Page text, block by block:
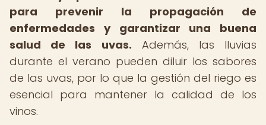
para prevenir la propagación de
enfermedades y garantizar una buena
salud de las uvas. Además, las lluvias
durante el verano pueden diluir los sabores
de las uvas, por lo que la gestión del riego es
esencial para mantener la calidad de los
vinos.